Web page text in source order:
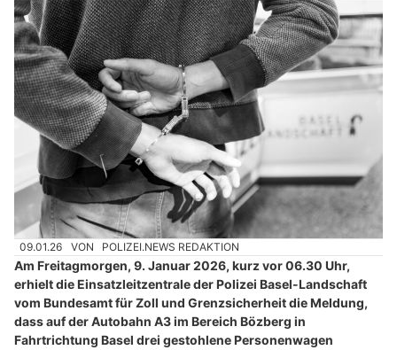
09.01.26 VON POLIZEI.NEWS REDAKTION
Am Freitagmorgen, 9. Januar 2026, kurz vor 06.30 Uhr,
erhielt die Einsatzleitzentrale der Polizei Basel-Landschaft
vom Bundesamt für Zoll und Grenzsicherheit die Meldung,
dass auf der Autobahn A3 im Bereich Bözberg in
Fahrtrichtung Basel drei gestohlene Personenwagen